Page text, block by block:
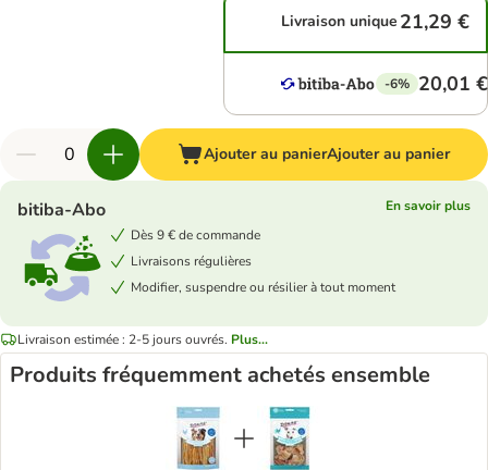
Livraison unique 21,29 €
-6% 20,01 €
Ajouter au panierAjouter au panier
bitiba-Abo
En savoir plus
Dès 9 € de commande
Livraisons régulières
Modifier, suspendre ou résilier à tout moment
Livraison estimée : 2-5 jours ouvrés. Plus...
Produits fréquemment achetés ensemble